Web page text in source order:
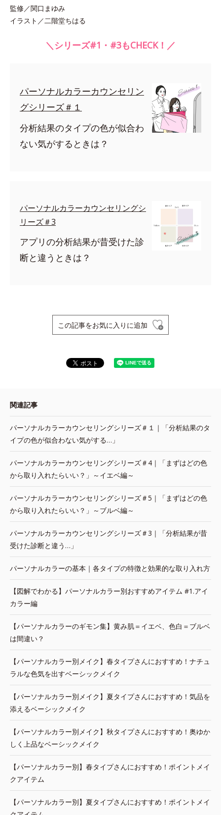
監修／関口まゆみ
イラスト／二階堂ちはる
＼シリーズ#1・#3もCHECK！／
パーソナルカラーカウンセリン
グシリーズ＃１
分析結果のタイプの色が似合わ
ない気がするときは？
パーソナルカラーカウンセリングシ
リーズ＃3
アプリの分析結果が昔受けた診
断と違うときは？
この記事をお気に入りに追加
関連記事
パーソナルカラーカウンセリングシリーズ＃１｜「分析結果のタ
イプの色が似合わない気がする…」
パーソナルカラーカウンセリングシリーズ＃4｜「まずはどの色
から取り入れたらいい？」～イエベ編～
パーソナルカラーカウンセリングシリーズ＃5｜「まずはどの色
から取り入れたらいい？」～ブルベ編～
パーソナルカラーカウンセリングシリーズ＃3｜「分析結果が昔
受けた診断と違う…」
パーソナルカラーの基本｜各タイプの特徴と効果的な取り入れ方
【図解でわかる】パーソナルカラー別おすすめアイテム #1.アイ
カラー編
【パーソナルカラーのギモン集】黄み肌＝イエベ、色白＝ブルベ
は間違い？
【パーソナルカラー別メイク】春タイプさんにおすすめ！ナチュ
ラルな色気を出すベーシックメイク
【パーソナルカラー別メイク】夏タイプさんにおすすめ！気品を
添えるベーシックメイク
【パーソナルカラー別メイク】秋タイプさんにおすすめ！奥ゆか
しく上品なベーシックメイク
【パーソナルカラー別】春タイプさんにおすすめ！ポイントメイ
クアイテム
【パーソナルカラー別】夏タイプさんにおすすめ！ポイントメイ